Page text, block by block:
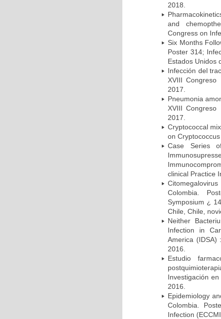
2018.
and
Congress on
Six Months
Poster 314;
Estados Unidos
Infección del
XVIII
2017.
Pneumonia
XVIII
2017.
Cryptococcal
on
Case Series
clinical Practice
Colombia.
Symposium ¿
Chile, Chile,
Neither
Infection in
America (IDSA)
2016.
Estudio
Investigación
2016.
Epidemiology
Colombia.
Infection